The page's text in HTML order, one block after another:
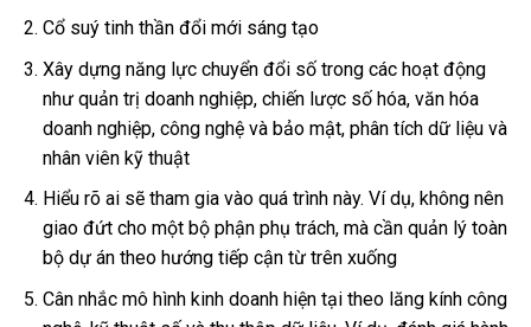
Cổ suý tinh thần đổi mới sáng tạo
Xây dựng năng lực chuyển đổi số trong các hoạt động
như quản trị doanh nghiệp, chiến lược số hóa, văn hóa
doanh nghiệp, công nghệ và bảo mật, phân tích dữ liệu và
nhân viên kỹ thuật
Hiểu rõ ai sẽ tham gia vào quá trình này. Ví dụ, không nên
giao đứt cho một bộ phận phụ trách, mà cần quản lý toàn
bộ dự án theo hướng tiếp cận từ trên xuống
Cân nhắc mô hình kinh doanh hiện tại theo lăng kính công